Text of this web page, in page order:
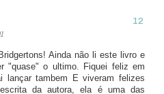
Ainda não li este livro e
"quase" o ultimo. Fiquei feliz em
lançar tambem E viveram felizes
da autora, ela é uma das